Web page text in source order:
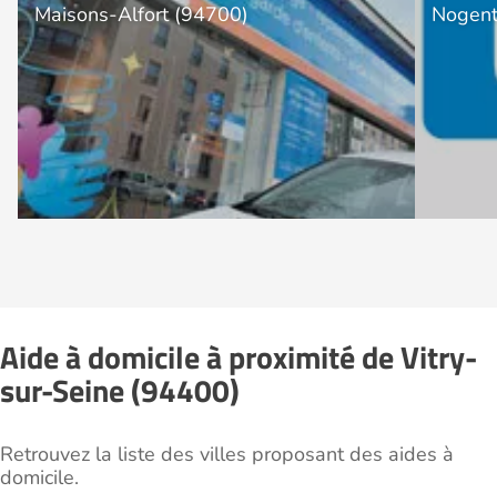
Maisons-Alfort (94700)
Aide à domicile à proximité de Vitry-
sur-Seine (94400)
Retrouvez la liste des villes proposant des aides à
domicile.